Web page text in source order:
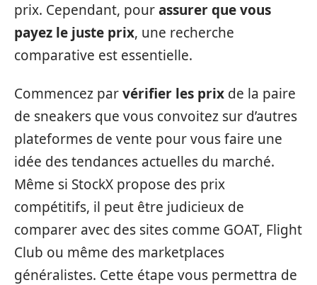
prix. Cependant, pourassurer que vous
payez le juste prix, une recherche
comparative est essentielle.
Commencez parvérifier les prix de la paire
de sneakers que vous convoitez sur d’autres
plateformes de vente pour vous faire une
idée des tendances actuelles du marché.
Même si StockX propose des prix
compétitifs, il peut être judicieux de
comparer avec des sites comme GOAT, Flight
Club ou même des marketplaces
généralistes. Cette étape vous permettra de